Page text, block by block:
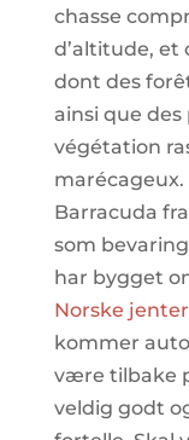
chasse
d’altitude, et
dont des
ainsi que
végétation
marécageux.
Barracuda
som
har bygget
Norske
kommer
være tilbake
veldig godt